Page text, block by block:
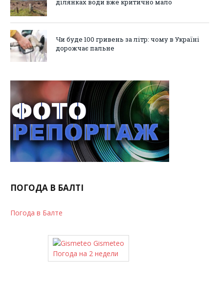
ділянках води вже критично мало
Чи буде 100 гривень за літр: чому в Україні
дорожчає пальне
ПОГОДА В БАЛТІ
Погода в Балте
Gismeteo
Погода на 2 недели